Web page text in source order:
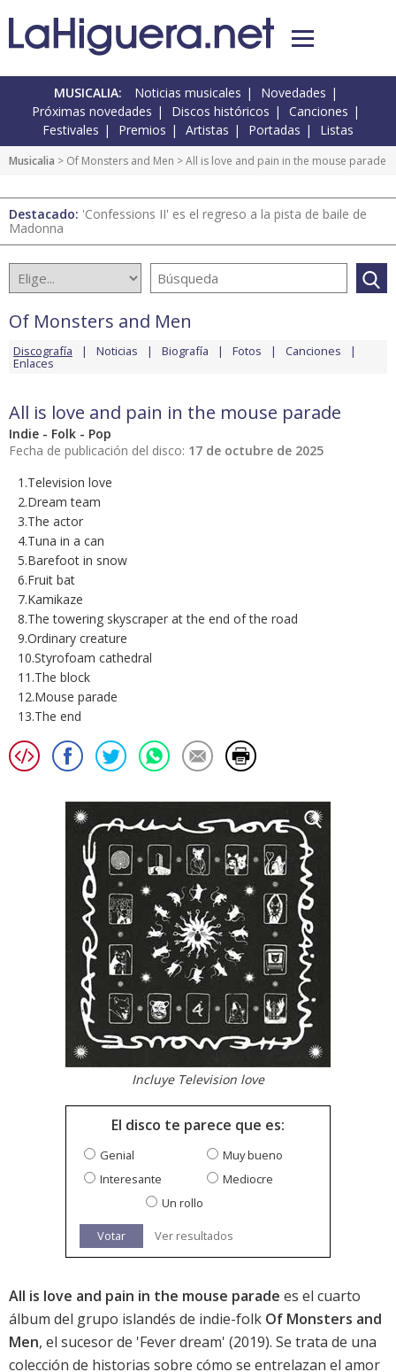
MUSICALIA: Noticias musicales
Novedades
Próximas novedades
Discos históricos
Canciones
Festivales
Premios Artistas Portadas Listas
Musicalia > Of Monsters and Men > All is love and pain in the mouse parade
Destacado: 'Confessions II' es el regreso a la pista de baile de
Madonna
Of Monsters and Men
Discografía Noticias Biografía Fotos Canciones
Enlaces
All is love and pain in the mouse parade
Indie - Folk - Pop
Fecha de publicación del disco: 17 de octubre de 2025
1.Television love
2.Dream team
3.The actor
4.Tuna in a can
5.Barefoot in snow
6.Fruit bat
7.Kamikaze
8.The towering skyscraper at the end of the road
9.Ordinary creature
10.Styrofoam cathedral
11.The block
12.Mouse parade
13.The end
Incluye Television love
El disco te parece que es:
Genial
Muy bueno
Interesante
Mediocre
Un rollo
Votar Ver resultados
All is love and pain in the mouse parade es el cuarto
álbum del grupo islandés de indie-folk Of Monsters and
Men, el sucesor de 'Fever dream' (2019). Se trata de una
colección de historias sobre cómo se entrelazan el amor